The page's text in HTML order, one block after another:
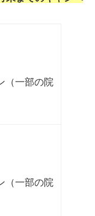
（一部の院
（一部の院